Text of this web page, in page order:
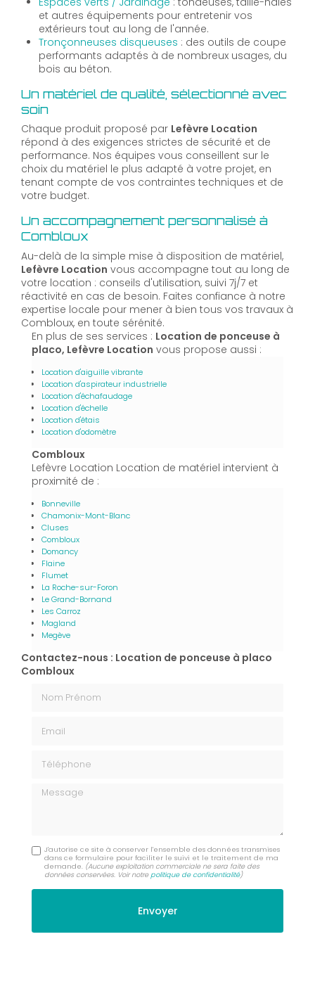
et autres équipements pour entretenir vos
extérieurs tout au long de l'année.
Tronçonneuses disqueuses : des outils de coupe
performants adaptés à de nombreux usages, du
bois au béton.
Un matériel de qualité, sélectionné avec
soin
Chaque produit proposé par Lefèvre Location
répond à des exigences strictes de sécurité et de
performance. Nos équipes vous conseillent sur le
choix du matériel le plus adapté à votre projet, en
tenant compte de vos contraintes techniques et de
votre budget.
Un accompagnement personnalisé à
Combloux
Au-delà de la simple mise à disposition de matériel,
Lefèvre Location vous accompagne tout au long de
votre location : conseils d'utilisation, suivi 7j/7 et
réactivité en cas de besoin. Faites confiance à notre
expertise locale pour mener à bien tous vos travaux à
Combloux, en toute sérénité.
En plus de ses services : Location de ponceuse à
placo, Lefèvre Location vous propose aussi :
Location d'aiguille vibrante
Location d'aspirateur industrielle
Location d'échafaudage
Location d'échelle
Location d'étais
Location d'odomètre
Combloux
Lefèvre Location Location de matériel intervient à
proximité de :
Bonneville
Chamonix-Mont-Blanc
Cluses
Combloux
Domancy
Flaine
Flumet
La Roche-sur-Foron
Le Grand-Bornand
Les Carroz
Magland
Megève
Contactez-nous : Location de ponceuse à placo
Combloux
Message
J'autorise ce site à conserver l'ensemble des données transmises
dans ce formulaire pour faciliter le suivi et le traitement de ma
demande. (Aucune exploitation commerciale ne sera faite des
données conservées. Voir notrepolitique de confidentialité)